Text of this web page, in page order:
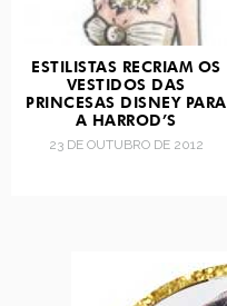
ESTILISTAS RECRIAM OS
VESTIDOS DAS
PRINCESAS DISNEY PARA
A HARROD’S
23 DE OUTUBRO DE 2012